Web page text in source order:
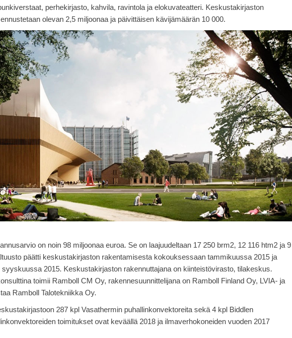
perhekirjasto, kahvila, ravintola ja elokuvateatteri. Keskustakirjaston
olevan 2,5 miljoonaa ja päivittäisen kävijämäärän 10 000.
on noin 98 miljoonaa euroa. Se on laajuudeltaan 17 250 brm2, 12 116 htm2 ja 9
päätti keskustakirjaston rakentamisesta kokouksessaan tammikuussa 2015 ja
syyskuussa 2015. Keskustakirjaston rakennuttajana on kiinteistövirasto, tilakeskus.
toimii Ramboll CM Oy, rakennesuunnittelijana on Ramboll Finland Oy, LVIA- ja
Ramboll Talotekniikka Oy.
287 kpl Vasathermin puhallinkonvektoreita sekä 4 kpl Biddlen
toimitukset ovat keväällä 2018 ja ilmaverhokoneiden vuoden 2017